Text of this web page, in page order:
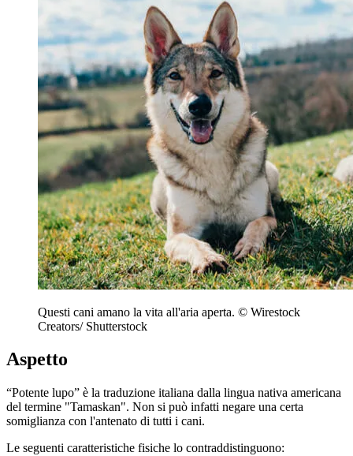
Questi cani amano la vita all'aria aperta. © Wirestock
Creators/ Shutterstock
Aspetto
“Potente lupo” è la traduzione italiana dalla lingua nativa americana
del termine "Tamaskan". Non si può infatti negare una certa
somiglianza con l'antenato di tutti i cani.
Le seguenti caratteristiche fisiche lo contraddistinguono: